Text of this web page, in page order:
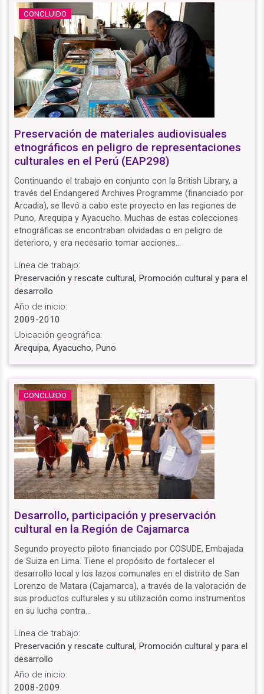
CONCLUIDO
Preservación de materiales audiovisuales
etnográficos en peligro de representaciones
culturales en el Perú (EAP298)
Continuando el trabajo en conjunto con la British Library, a
través del Endangered Archives Programme (financiado por
Arcadia), se llevó a cabo este proyecto en las regiones de
Puno, Arequipa y Ayacucho. Muchas de estas colecciones
etnográficas se encontraban olvidadas o en peligro de
deterioro, y era necesario tomar acciones…
Línea de trabajo:
Preservación y rescate cultural, Promoción cultural y para el
desarrollo
Año de inicio:
2009-2010
Ubicación geográfica:
Arequipa, Ayacucho, Puno
CONCLUIDO
Desarrollo, participación y preservación
cultural en la Región de Cajamarca
Segundo proyecto piloto financiado por COSUDE, Embajada
de Suiza en Lima. Tiene el propósito de fortalecer el
desarrollo local y los lazos comunales en el distrito de San
Lorenzo de Matara (Cajamarca), a través de la valoración de
sus productos culturales y su utilización como instrumentos
en su lucha contra…
Línea de trabajo:
Preservación y rescate cultural, Promoción cultural y para el
desarrollo
Año de inicio:
2008-2009